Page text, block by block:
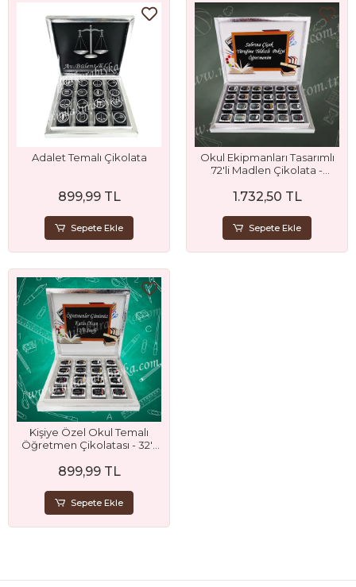
Adalet Temalı Çikolata
899,99 TL
Sepete Ekle
Okul Ekipmanları Tasarımlı
72'li Madlen Çikolata -
1.732,50 TL
Sepete Ekle
Kişiye Özel Okul Temalı
Öğretmen Çikolatası - 32'li
899,99 TL
Sepete Ekle